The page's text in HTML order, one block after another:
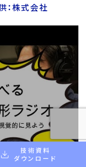
株式会社
技術資料
ダウンロード